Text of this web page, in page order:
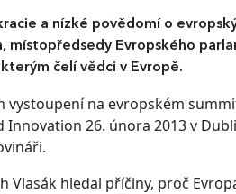
a nízké povědomí o
místopředsedy Evropského
čelí vědci v Evropě.
vystoupení na evropském
Innovation 26. února 2013 v
Vlasák hledal příčiny, proč